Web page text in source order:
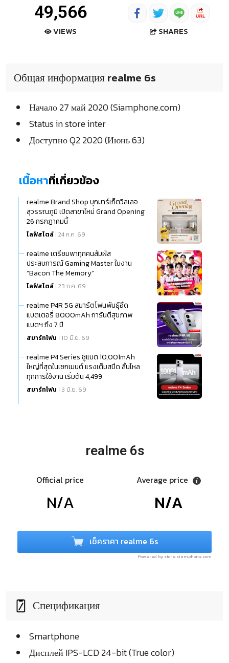
49,566
VIEWS SHARES
Общая информация realme 6s
Начало 27 май 2020 (Siamphone.com)
Status in store inter
Доступно Q2 2020 (Июнь 63)
เนื้อหาที่เกี่ยวข้อง
realme Brand Shop บุกมาร์เก็ตวิลเลจ
สุวรรณภูมิ เปิดสาขาใหม่ Grand Opening
26 กรกฎาคมนี้
ไลฟ์สไตล์ | 24 ก.ค. 69
realme เตรียมพาทุกคนสัมผัส
ประสบการณ์ Gaming Master ในงาน
“Bacon The Memory”
ไลฟ์สไตล์ | 23 ก.ค. 69
realme P4R 5G สมาร์ตโฟนพันธุ์อึด
แบตเตอรี่ 8000mAh การันตีสุขภาพ
แบตฯ ถึง 7 ปี
สมาร์ทโฟน | 10 มิ.ย. 69
realme P4 Series ชูแบต 10,001mAh
ใหญ่ที่สุดในเซกเมนต์ แรงเต็มสปีด ลื่นไหล
ทุกการใช้งาน เริ่มต้น 4,499
สมาร์ทโฟน | 3 มิ.ย. 69
realme 6s
Official price
N/A
Average price
N/A
เช็คราคา realme 6s
Powered by store.siamphone.com
Спецификация
Smartphone
Дисплей IPS-LCD 24-bit (True color)